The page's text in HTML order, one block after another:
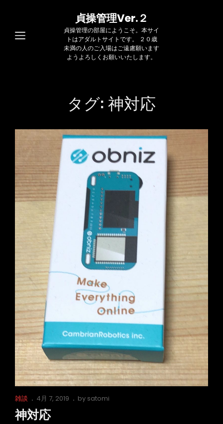
貞操管理Ver.２
貞操管理の部屋にようこそ。本サイ
トはアダルトサイトです。 ２０歳
未満の人のご入場はご遠慮願います
ようよろしくお願いいたします。
タグ:神対応
Cat
Links
雑談
Posted
on
4月 7, 2019 by satomi
神対応